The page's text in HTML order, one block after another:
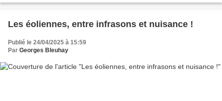
Les éoliennes, entre infrasons et nuisance !
Publié le 24/04/2025 à 15:59
Par Georges Bleuhay